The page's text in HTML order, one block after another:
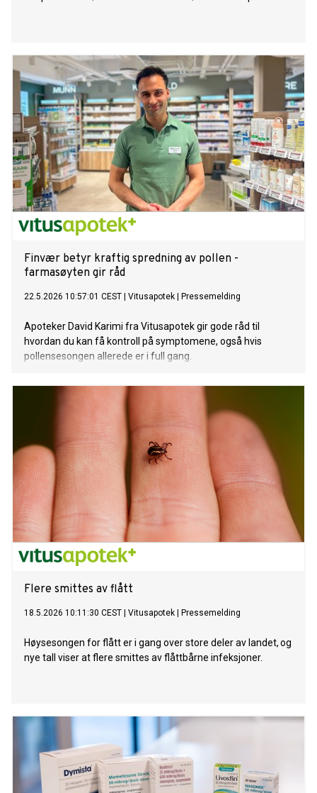
Finvær betyr kraftig spredning av pollen -
farmasøyten gir råd
22.5.2026 10:57:01 CEST Vitusapotek Pressemelding
Apoteker David Karimi fra Vitusapotek gir gode råd til
hvordan du kan få kontroll på symptomene, også hvis
pollensesongen allerede er i full gang.
Flere smittes av flått
18.5.2026 10:11:30 CEST Vitusapotek Pressemelding
Høysesongen for flått er i gang over store deler av landet, og
nye tall viser at flere smittes av flåttbårne infeksjoner.